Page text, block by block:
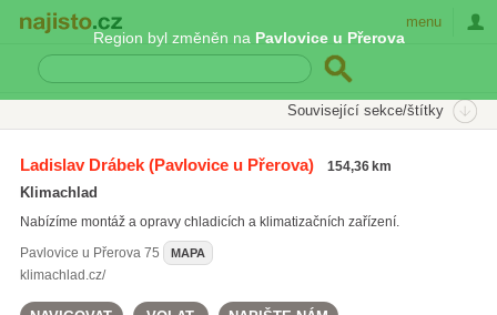
Region byl změněn na Pavlovice u Přerova
menu
Související sekce/štítky
Chladicí a mrazicí technika
Ladislav Drábek(Pavlovice u Přerova) 154,36 km
Klimachlad
Nabízíme montáž a opravy chladicích a klimatizačních zařízení.
Pavlovice u Přerova75 MAPA
klimachlad.cz/